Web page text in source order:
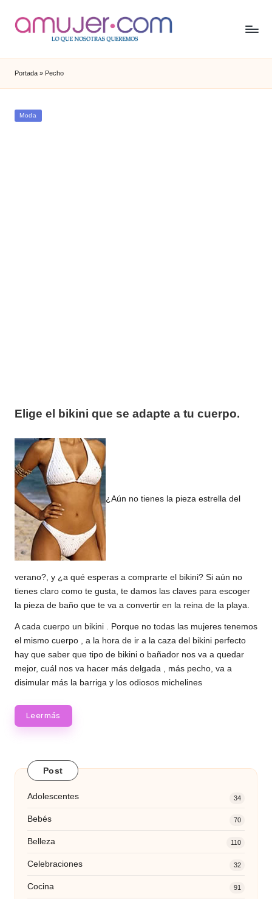
Portada » Pecho
Publicada
Moda
Elige el bikini que se adapte a tu cuerpo.
¿Aún no tienes la pieza estrella del
verano?, y ¿a qué esperas a comprarte el bikini? Si aún no
tienes claro como te gusta, te damos las claves para escoger
la pieza de baño que te va a convertir en la reina de la playa.
A cada cuerpo un bikini . Porque no todas las mujeres tenemos
el mismo cuerpo , a la hora de ir a la caza del bikini perfecto
hay que saber que tipo de bikini o bañador nos va a quedar
mejor, cuál nos va hacer más delgada , más pecho, va a
disimular más la barriga y los odiosos michelines
Leer más
Post
Adolescentes 34
Bebés 70
Belleza 110
Celebraciones 32
Cocina 91